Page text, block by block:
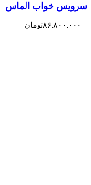
سرویس خواب الماس
۸۶,۸۰۰,۰۰۰تومان